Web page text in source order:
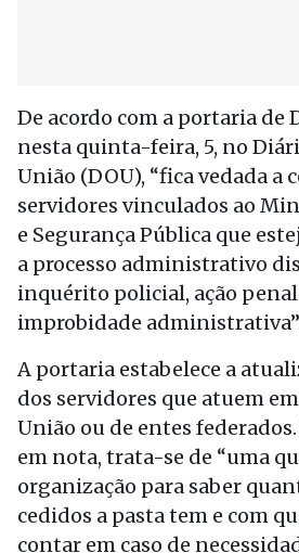
De acordo com a portaria de
nesta quinta-feira, 5, no
União (DOU), “fica vedada a
servidores vinculados ao
e Segurança Pública que
a processo administrativo
inquérito policial, ação
improbidade
A portaria estabelece a
dos servidores que atuem
União ou de entes
em nota, trata-se de “uma
organização para saber
cedidos a pasta tem e com
contar em caso de